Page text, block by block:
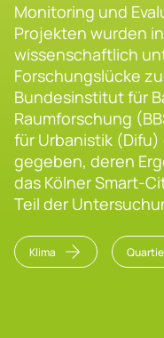
Monitoring und
Projekten wurden
wissenschaftlich
Forschungslücke
Bundesinstitut für
Raumforschung
für Urbanistik
gegeben, deren
das Kölner Smart-
Teil der
Klima